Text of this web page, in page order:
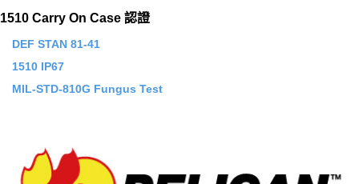
1510 Carry On Case 認證
DEF STAN 81-41
1510 IP67
MIL-STD-810G Fungus Test